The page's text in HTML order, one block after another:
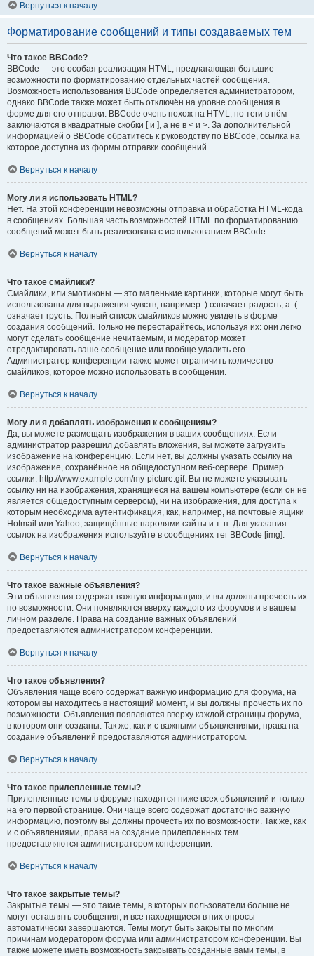
Вернуться к началу
Форматирование сообщений и типы создаваемых тем
Что такое BBCode?
BBCode — это особая реализация HTML, предлагающая большие
возможности по форматированию отдельных частей сообщения.
Возможность использования BBCode определяется администратором,
однако BBCode также может быть отключён на уровне сообщения в
форме для его отправки. BBCode очень похож на HTML, но теги в нём
заключаются в квадратные скобки [ и ], а не в < и >. За дополнительной
информацией о BBCode обратитесь к руководству по BBCode, ссылка на
которое доступна из формы отправки сообщений.
Вернуться к началу
Могу ли я использовать HTML?
Нет. На этой конференции невозможны отправка и обработка HTML-кода
в сообщениях. Большая часть возможностей HTML по форматированию
сообщений может быть реализована с использованием BBCode.
Вернуться к началу
Что такое смайлики?
Смайлики, или эмотиконы — это маленькие картинки, которые могут быть
использованы для выражения чувств, например :) означает радость, а :(
означает грусть. Полный список смайликов можно увидеть в форме
создания сообщений. Только не перестарайтесь, используя их: они легко
могут сделать сообщение нечитаемым, и модератор может
отредактировать ваше сообщение или вообще удалить его.
Администратор конференции также может ограничить количество
смайликов, которое можно использовать в сообщении.
Вернуться к началу
Могу ли я добавлять изображения к сообщениям?
Да, вы можете размещать изображения в ваших сообщениях. Если
администратор разрешил добавлять вложения, вы можете загрузить
изображение на конференцию. Если нет, вы должны указать ссылку на
изображение, сохранённое на общедоступном веб-сервере. Пример
ссылки: http://www.example.com/my-picture.gif. Вы не можете указывать
ссылку ни на изображения, хранящиеся на вашем компьютере (если он не
является общедоступным сервером), ни на изображения, для доступа к
которым необходима аутентификация, как, например, на почтовые ящики
Hotmail или Yahoo, защищённые паролями сайты и т. п. Для указания
ссылок на изображения используйте в сообщениях тег BBCode [img].
Вернуться к началу
Что такое важные объявления?
Эти объявления содержат важную информацию, и вы должны прочесть их
по возможности. Они появляются вверху каждого из форумов и в вашем
личном разделе. Права на создание важных объявлений
предоставляются администратором конференции.
Вернуться к началу
Что такое объявления?
Объявления чаще всего содержат важную информацию для форума, на
котором вы находитесь в настоящий момент, и вы должны прочесть их по
возможности. Объявления появляются вверху каждой страницы форума,
в котором они созданы. Так же, как и с важными объявлениями, права на
создание объявлений предоставляются администратором.
Вернуться к началу
Что такое прилепленные темы?
Прилепленные темы в форуме находятся ниже всех объявлений и только
на его первой странице. Они чаще всего содержат достаточно важную
информацию, поэтому вы должны прочесть их по возможности. Так же, как
и с объявлениями, права на создание прилепленных тем
предоставляются администратором конференции.
Вернуться к началу
Что такое закрытые темы?
Закрытые темы — это такие темы, в которых пользователи больше не
могут оставлять сообщения, и все находящиеся в них опросы
автоматически завершаются. Темы могут быть закрыты по многим
причинам модератором форума или администратором конференции. Вы
также можете иметь возможность закрывать созданные вами темы, в